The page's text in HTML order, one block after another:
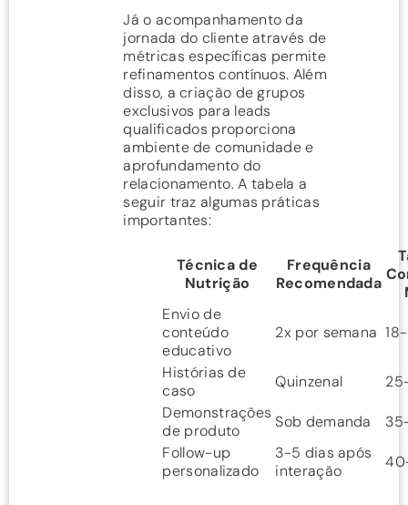
Já o acompanhamento da
jornada do cliente através de
métricas específicas permite
refinamentos contínuos. Além
disso, a criação de grupos
exclusivos para leads
qualificados proporciona
ambiente de comunidade e
aprofundamento do
relacionamento. A tabela a
seguir traz algumas práticas
importantes:
Técnica de
Nutrição
Frequência
Recomendada
Envio de
conteúdo
educativo
2x por semana
Histórias de
caso
Quinzenal
Demonstrações
de produto
Sob demanda
Follow-up
personalizado
3-5 dias após
interação